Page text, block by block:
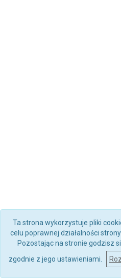
Ta strona wykorzystuje pliki
celu poprawnej działalności
Pozostając na stronie godzisz
zgodnie z jego ustawieniami.